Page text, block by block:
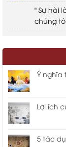
" Sự hài
chúng
Ý nghĩa
Lợi ích
5 tác